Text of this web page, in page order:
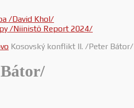
/David Khol/
/Niinistö Report 2024/
Kosovský konflikt II. /Peter Bátor/